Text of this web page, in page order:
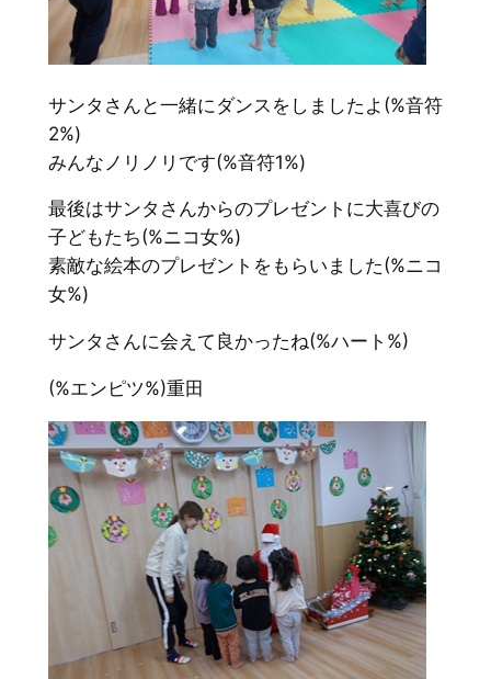
サンタさんと一緒にダンスをしましたよ(%音符
2%)
みんなノリノリです(%音符1%)
最後はサンタさんからのプレゼントに大喜びの
子どもたち(%ニコ女%)
素敵な絵本のプレゼントをもらいました(%ニコ
女%)
サンタさんに会えて良かったね(%ハート%)
(%エンピツ%)重田